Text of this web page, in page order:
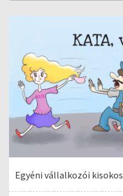
Egyéni vállalkozói kisokos